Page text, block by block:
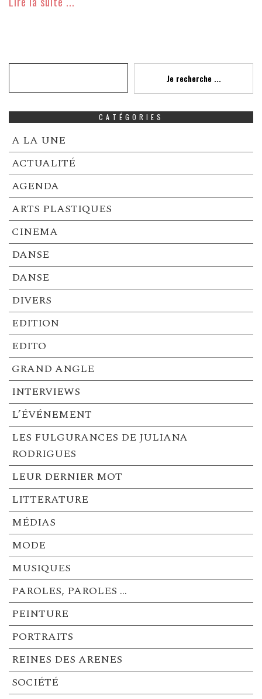
Je recherche ...
CATÉGORIES
A LA UNE
ACTUALITÉ
AGENDA
ARTS PLASTIQUES
CINEMA
DANSE
DANSE
DIVERS
EDITION
EDITO
GRAND ANGLE
INTERVIEWS
L’ÉVÉNEMENT
LES FULGURANCES DE JULIANA
RODRIGUES
LEUR DERNIER MOT
LITTERATURE
MÉDIAS
MODE
MUSIQUES
PAROLES, PAROLES …
PEINTURE
PORTRAITS
REINES DES ARENES
SOCIÉTÉ